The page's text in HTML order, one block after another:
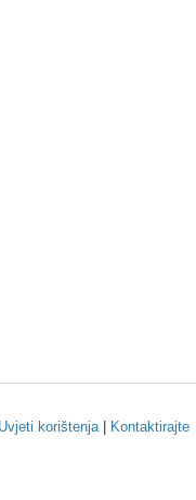
Uvjeti korištenja|
Kontaktirajte